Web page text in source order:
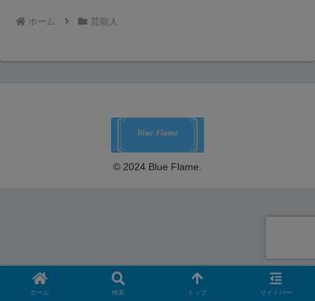
ホーム 芸能人
© 2024 Blue Flame.
ホーム 検索 トップ サイドバー